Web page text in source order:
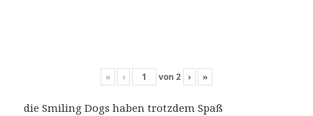
« ‹ von 2 › »
die Smiling Dogs haben trotzdem Spaß